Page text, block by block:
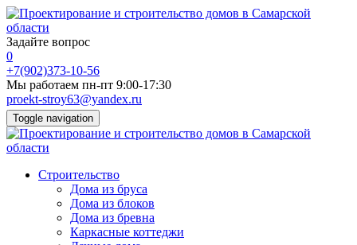
Задайте вопрос
0
+7(902)373-10-56
Мы работаем пн-пт 9:00-17:30
proekt-stroy63@yandex.ru
Toggle navigation
Строительство
Дома из бруса
Дома из блоков
Дома из бревна
Каркасные коттеджи